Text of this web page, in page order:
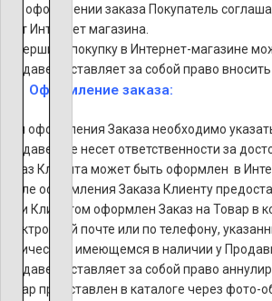
При оформлении заказа Покупатель
сайт Интернет магазина.
Совершить покупку в Интернет-магазине
Продавец оставляет за собой право
Оформление заказа:
Для оформления Заказа необходимо
Продавец не несет ответственности за
Заказ Клиента может быть оформлен в
После оформления Заказа Клиенту
Если Клиентом оформлен Заказ на Товар
электронной почте или по телефону,
количестве, имеющемся в наличии у
Продавец оставляет за собой право
Товар представлен в каталоге через